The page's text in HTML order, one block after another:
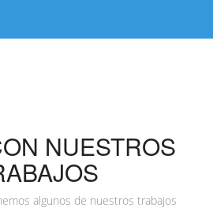
NUESTROS
algunos de nuestros trabajos